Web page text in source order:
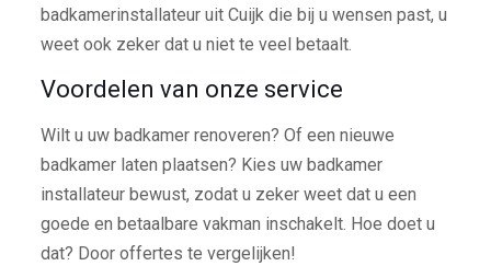
badkamerinstallateur uit Cuijk die bij u wensen past, u
weet ook zeker dat u niet te veel betaalt.
Voordelen van onze service
Wilt u uw badkamer renoveren? Of een nieuwe
badkamer laten plaatsen? Kies uw badkamer
installateur bewust, zodat u zeker weet dat u een
goede en betaalbare vakman inschakelt. Hoe doet u
dat? Door offertes te vergelijken!